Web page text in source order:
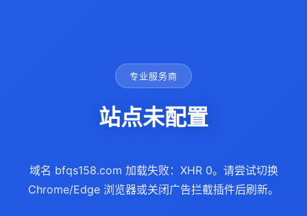
专业服务商
站点未配置
域名 bfqs158.com 加载失败：XHR 0。请尝试切换
Chrome/Edge 浏览器或关闭广告拦截插件后刷新。